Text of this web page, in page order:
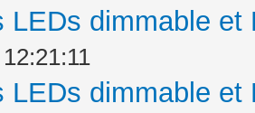
LEDs dimmable
LEDs dimmable